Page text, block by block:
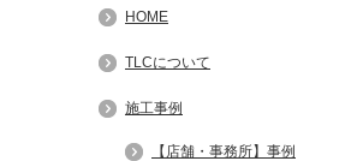
HOME
TLCについて
施工事例
【店舗・事務所】事例